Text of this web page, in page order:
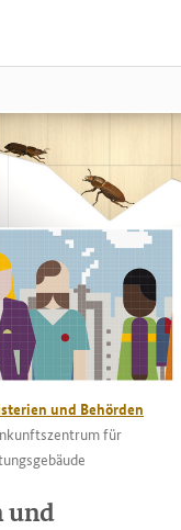
und Behörden
für
und